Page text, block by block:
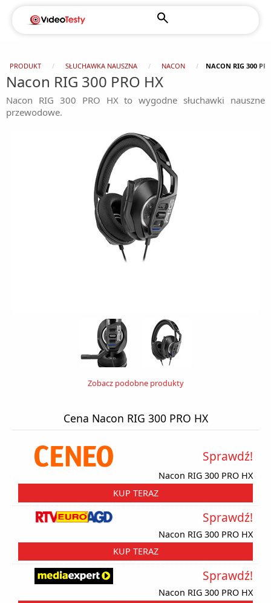
PRODUKT SŁUCHAWKA NAUSZNA NACON NACON RIG 300
Nacon RIG 300 PRO HX
Nacon RIG 300 PRO HX to wygodne słuchawki nauszne
przewodowe.
Zobacz podobne produkty
Cena Nacon RIG 300 PRO HX
Nacon RIG 300 PRO HX
Sprawdź!
KUP TERAZ
Nacon RIG 300 PRO HX
Sprawdź!
KUP TERAZ
Nacon RIG 300 PRO HX
Sprawdź!